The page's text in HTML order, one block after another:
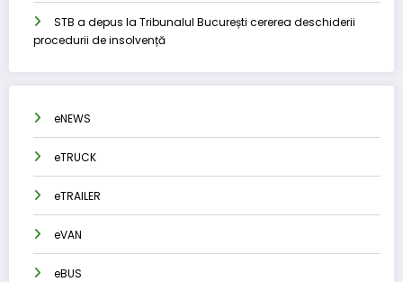
STB a depus la Tribunalul București cererea deschiderii
procedurii de insolvență
eNEWS
eTRUCK
eTRAILER
eVAN
eBUS